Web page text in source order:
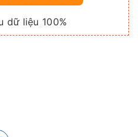
dữ liệu 100%